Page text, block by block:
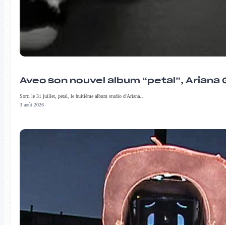
Avec son nouvel album “petal”,
Sorti le 31 juillet, petal, le huitième album studio d'Ariana…
3 août 2026